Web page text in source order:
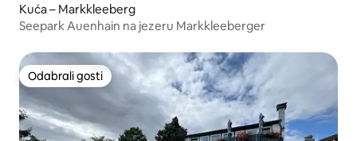
Kuća – Markkleeberg
Seepark Auenhain na jezeru Markkleeberger
Odabrali gosti
Odabrali gosti